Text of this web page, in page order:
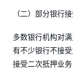
（二）部分银行
多数银行机构对
有不少银行不接
接受二次抵押业